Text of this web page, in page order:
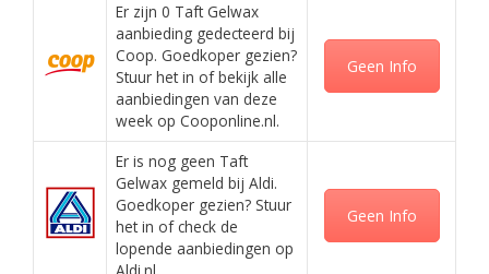
Er zijn 0 Taft Gelwax
aanbieding gedecteerd bij
Coop. Goedkoper gezien?
Stuur het in of bekijk alle
aanbiedingen van deze
week op Cooponline.nl.
Geen Info
Er is nog geen Taft
Gelwax gemeld bij Aldi.
Goedkoper gezien? Stuur
het in of check de
lopende aanbiedingen op
Geen Info